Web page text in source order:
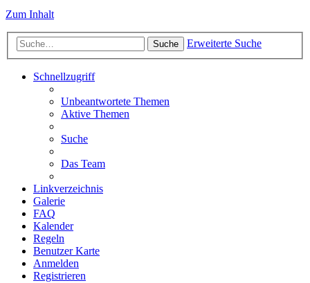
Zum Inhalt
Suche Erweiterte Suche
Schnellzugriff
Unbeantwortete Themen
Aktive Themen
Suche
Das Team
Linkverzeichnis
Galerie
FAQ
Kalender
Regeln
Benutzer Karte
Anmelden
Registrieren